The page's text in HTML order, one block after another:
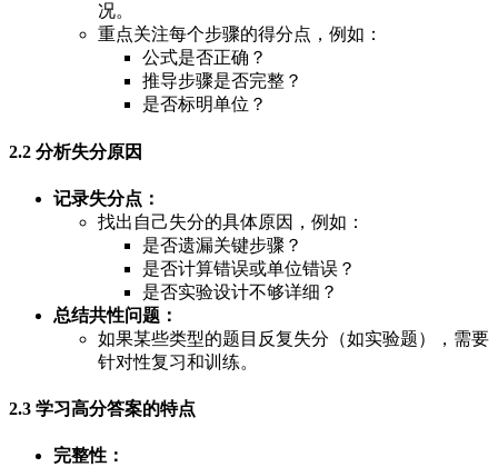
况。
重点关注每个步骤的得分点，例如：
公式是否正确？
推导步骤是否完整？
是否标明单位？
2.2 分析失分原因
记录失分点：
找出自己失分的具体原因，例如：
是否遗漏关键步骤？
是否计算错误或单位错误？
是否实验设计不够详细？
总结共性问题：
如果某些类型的题目反复失分（如实验题），需要
针对性复习和训练。
2.3 学习高分答案的特点
完整性：